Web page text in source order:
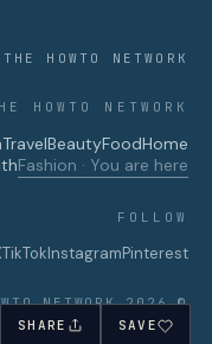
HOWTO NETWORK
HOWTO NETWORK
Home
Food
Beauty
Travel
Fashion · You are here
FOLLOW
Pinterest
Instagram
TikTok
© 2026 THE HOWTO NETWORK
SAVE
SHARE